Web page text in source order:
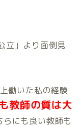
立」より面倒見
働いた私の経験
教師の質は大
にも良い教師も